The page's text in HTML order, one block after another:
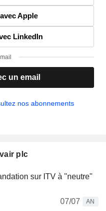
Apple
LinkedIn
un email
nos abonnements
plc
sur ITV à "neutre"
07/07
AN